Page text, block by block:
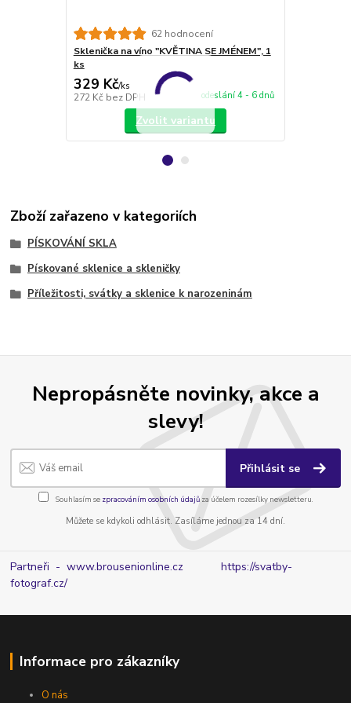
62 hodnocení
Sklenička na víno "KVĚTINA SE JMÉNEM", 1
ks
329 Kč/ks
272 Kč bez DPH odeslání 4 - 6 dnů
Zvolit variantu
Zboží zařazeno v kategoriích
PÍSKOVÁNÍ SKLA
Pískované sklenice a skleničky
Příležitosti, svátky a sklenice k narozeninám
Nepropásněte novinky, akce a
slevy!
Přihlásit se
Souhlasím se zpracováním osobních údajůza účelem rozesílky newsletteru.
Můžete se kdykoli odhlásit. Zasíláme jednou za 14 dní.
Partneři - www.brousenionline.czhttps://svatby-
fotograf.cz/
Informace pro zákazníky
O nás